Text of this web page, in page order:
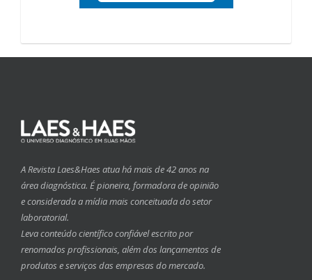
A Revista Laes&Haes atua há mais de 42 anos na
área diagnóstica. É pioneira, formadora de opinião
e considerada a mídia mais conceituada do setor
laboratorial.
Leva conteúdo científico confiável escrito por
renomados profissionais, além dos lançamentos de
produtos e serviços das empresas do mercado.